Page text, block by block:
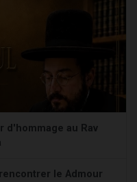
d'hommage au Rav
le Admour